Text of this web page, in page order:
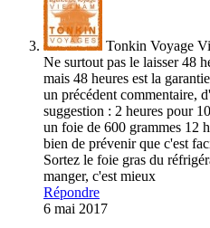
Tonkin Voyage
Ne surtout pas le laisser 48
mais 48 heures est la
un précédent commentaire,
suggestion : 2 heures pour
un foie de 600 grammes 12
bien de prévenir que c'est
Sortez le foie gras du
manger, c'est mieux
Répondre
6 mai 2017